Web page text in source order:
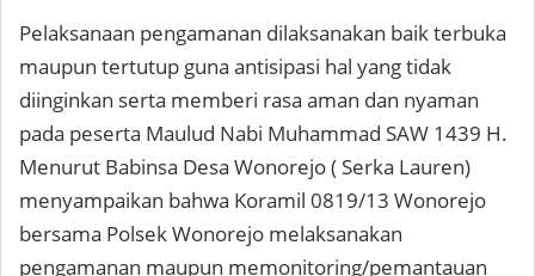
Pelaksanaan pengamanan dilaksanakan baik terbuka
maupun tertutup guna antisipasi hal yang tidak
diinginkan serta memberi rasa aman dan nyaman
pada peserta Maulud Nabi Muhammad SAW 1439 H.
Menurut Babinsa Desa Wonorejo ( Serka Lauren)
menyampaikan bahwa Koramil 0819/13 Wonorejo
bersama Polsek Wonorejo melaksanakan
pengamanan maupun memonitoring/pemantauan